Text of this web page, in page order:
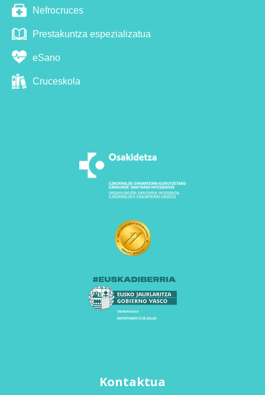
Nefrocruces
Prestakuntza espezializatua
eSano
Cruceskola
Kontaktua